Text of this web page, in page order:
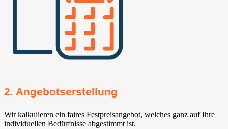
2. Angebotserstellung
Wir kalkulieren ein faires Festpreisangebot, welches ganz auf Ihre
individuellen Bedürfnisse abgestimmt ist.